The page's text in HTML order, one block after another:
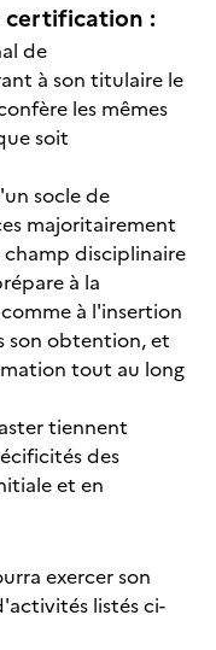
:
de
à son titulaire le
les mêmes
soit
socle de
majoritairement
champ disciplinaire
à la
à l'insertion
son obtention, et
tout au long
tiennent
des
et en
exercer son
listés ci-